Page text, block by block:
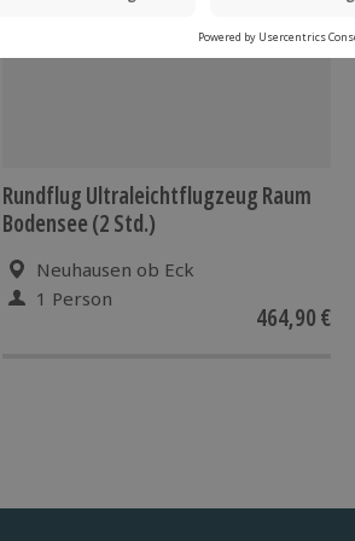
Rundflug Ultraleichtflugzeug Raum
Bodensee (2 Std.)
Neuhausen ob Eck
1 Person
464,90 €